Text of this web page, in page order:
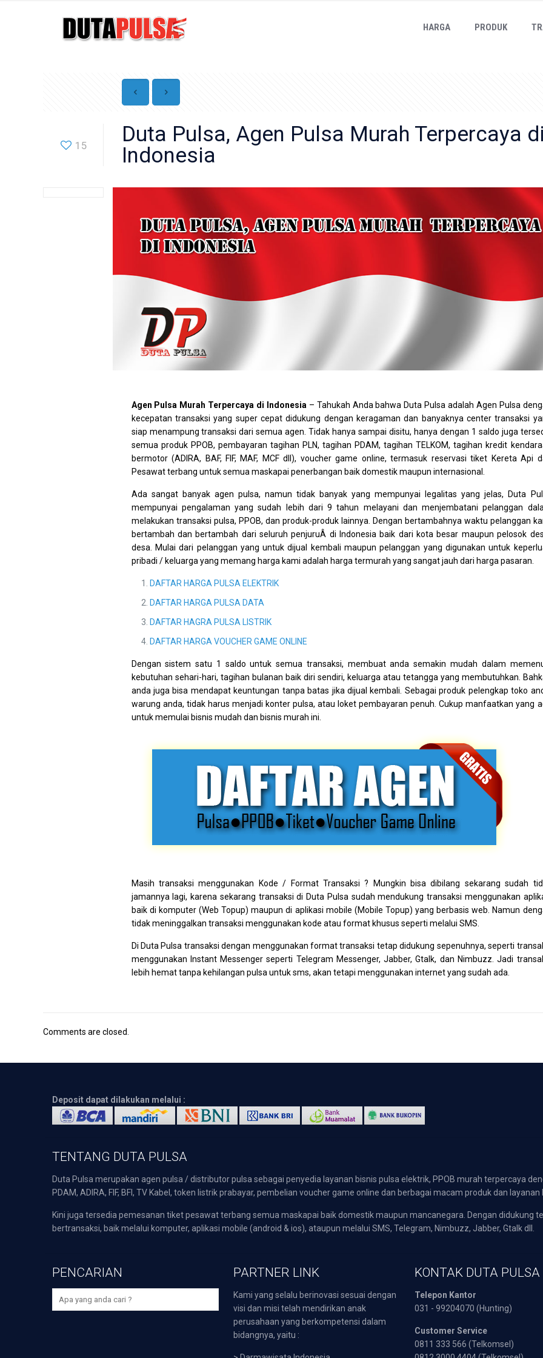
HARGA PRODUK
15
Duta Pulsa, Agen Pulsa Murah Terpercaya di
Indonesia
Agen Pulsa Murah Terpercaya di Indonesia – Tahukah Anda bahwa Duta Pulsa adalah Agen Pulsa
kecepatan transaksi yang super cepat didukung dengan keragaman dan banyaknya center transaksi
siap menampung transaksi dari semua agen. Tidak hanya sampai disitu, hanya dengan 1 saldo juga
semua produk PPOB, pembayaran tagihan PLN, tagihan PDAM, tagihan TELKOM, tagihan kredit
bermotor (ADIRA, BAF, FIF, MAF, MCF dll), voucher game online, termasuk reservasi tiket Kereta Api
Pesawat terbang untuk semua maskapai penerbangan baik domestik maupun internasional.
Ada sangat banyak agen pulsa, namun tidak banyak yang mempunyai legalitas yang jelas, Duta
mempunyai pengalaman yang sudah lebih dari 9 tahun melayani dan menjembatani pelanggan
melakukan transaksi pulsa, PPOB, dan produk-produk lainnya. Dengan bertambahnya waktu pelanggan
bertambah dan bertambah dari seluruh penjuruÂ di Indonesia baik dari kota besar maupun pelosok
desa. Mulai dari pelanggan yang untuk dijual kembali maupun pelanggan yang digunakan untuk
pribadi / keluarga yang memang harga kami adalah harga termurah yang sangat jauh dari harga pasaran.
DAFTAR HARGA PULSA ELEKTRIK
DAFTAR HARGA PULSA DATA
DAFTAR HAGRA PULSA LISTRIK
DAFTAR HARGA VOUCHER GAME ONLINE
Dengan sistem satu 1 saldo untuk semua transaksi, membuat anda semakin mudah dalam
kebutuhan sehari-hari, tagihan bulanan baik diri sendiri, keluarga atau tetangga yang membutuhkan.
anda juga bisa mendapat keuntungan tanpa batas jika dijual kembali. Sebagai produk pelengkap toko
warung anda, tidak harus menjadi konter pulsa, atau loket pembayaran penuh. Cukup manfaatkan yang
untuk memulai bisnis mudah dan bisnis murah ini.
Masih transaksi menggunakan Kode / Format Transaksi ? Mungkin bisa dibilang sekarang sudah
jamannya lagi, karena sekarang transaksi di Duta Pulsa sudah mendukung transaksi menggunakan
baik di komputer (Web Topup) maupun di aplikasi mobile (Mobile Topup) yang berbasis web. Namun
tidak meninggalkan transaksi menggunakan kode atau format khusus seperti melalui SMS.
Di Duta Pulsa transaksi dengan menggunakan format transaksi tetap didukung sepenuhnya, seperti
menggunakan Instant Messenger seperti Telegram Messenger, Jabber, Gtalk, dan Nimbuzz. Jadi
lebih hemat tanpa kehilangan pulsa untuk sms, akan tetapi menggunakan internet yang sudah ada.
Comments are closed.
Deposit dapat dilakukan melalui :
TENTANG DUTA PULSA
Duta Pulsa merupakan agen pulsa / distributor pulsa sebagai penyedia layanan bisnis pulsa elektrik, PPOB murah terpercaya
PDAM, ADIRA, FIF, BFI, TV Kabel, token listrik prabayar, pembelian voucher game online dan berbagai macam produk dan layanan
Kini juga tersedia pemesanan tiket pesawat terbang semua maskapai baik domestik maupun mancanegara. Dengan didukung
bertransaksi, baik melalui komputer, aplikasi mobile (android & ios), ataupun melalui SMS, Telegram, Nimbuzz, Jabber, Gtalk dll.
PENCARIAN PARTNER LINK
Kami yang selalu berinovasi sesuai dengan
visi dan misi telah mendirikan anak
perusahaan yang berkompetensi dalam
bidangnya, yaitu :
KONTAK DUTA PULSA
Telepon Kantor
031 - 99204070 (Hunting)
Customer Service
0811 333 566 (Telkomsel)